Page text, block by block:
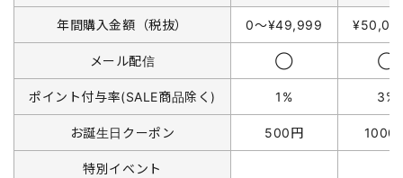
年間購入金額（税抜） 0〜¥49,999
メール配信 ◯ ◯
ポイント付与率(SALE商品除く) 1% 3%
お誕生日クーポン 500円 1000
特別イベント